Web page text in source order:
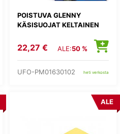
POISTUVA GLENNY
KÄSISUOJAT KELTAINEN
22,27 € ALE:50 %
UFO-PM01630102 heti verkosta
ALE